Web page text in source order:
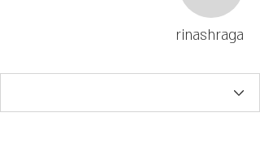
rinashraga